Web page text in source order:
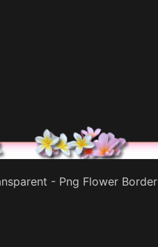
- Png Flower Border